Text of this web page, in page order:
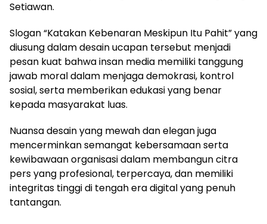
Setiawan.
Slogan “Katakan Kebenaran Meskipun Itu Pahit” yang
diusung dalam desain ucapan tersebut menjadi
pesan kuat bahwa insan media memiliki tanggung
jawab moral dalam menjaga demokrasi, kontrol
sosial, serta memberikan edukasi yang benar
kepada masyarakat luas.
Nuansa desain yang mewah dan elegan juga
mencerminkan semangat kebersamaan serta
kewibawaan organisasi dalam membangun citra
pers yang profesional, terpercaya, dan memiliki
integritas tinggi di tengah era digital yang penuh
tantangan.